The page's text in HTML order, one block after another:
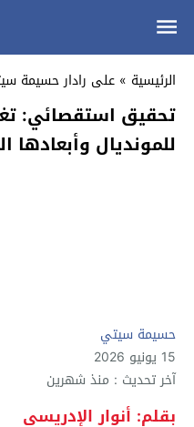
الرئيسية » على رادار حسيمة
تحقيق استقصائي:
للمونديال وأبعادها
حسيمة سيتي
15 يونيو 2026
آخر تحديث : منذ شهرين
بقلم: أنوار الإدريسي